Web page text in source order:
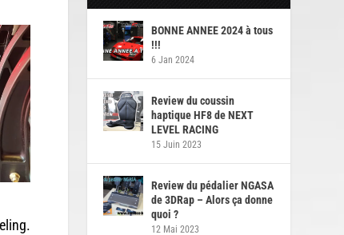
BONNE ANNEE 2024 à tous
!!!
6 Jan 2024
Review du coussin
haptique HF8 de NEXT
LEVEL RACING
15 Juin 2023
Review du pédalier NGASA
de 3DRap – Alors ça donne
quoi ?
12 Mai 2023